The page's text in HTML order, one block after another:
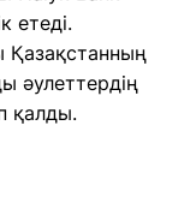
етеді.
Қазақстанның
әулеттердің
қалды.